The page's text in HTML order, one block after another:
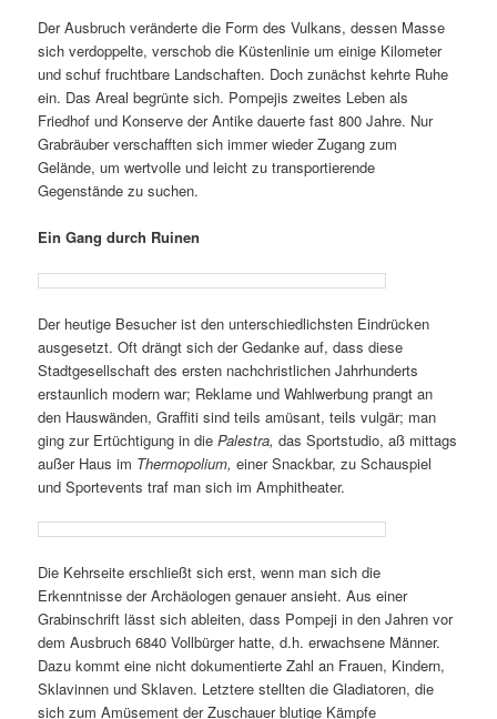
Der Ausbruch veränderte die Form des Vulkans, dessen Masse
sich verdoppelte, verschob die Küstenlinie um einige Kilometer
und schuf fruchtbare Landschaften. Doch zunächst kehrte Ruhe
ein. Das Areal begrünte sich. Pompejis zweites Leben als
Friedhof und Konserve der Antike dauerte fast 800 Jahre. Nur
Grabräuber verschafften sich immer wieder Zugang zum
Gelände, um wertvolle und leicht zu transportierende
Gegenstände zu suchen.
Ein Gang durch Ruinen
Der heutige Besucher ist den unterschiedlichsten Eindrücken
ausgesetzt. Oft drängt sich der Gedanke auf, dass diese
Stadtgesellschaft des ersten nachchristlichen Jahrhunderts
erstaunlich modern war; Reklame und Wahlwerbung prangt an
den Hauswänden, Graffiti sind teils amüsant, teils vulgär; man
ging zur Ertüchtigung in diePalestra, das Sportstudio, aß mittags
außer Haus im Thermopolium,einer Snackbar, zu Schauspiel
und Sportevents traf man sich im Amphitheater.
Die Kehrseite erschließt sich erst, wenn man sich die
Erkenntnisse der Archäologen genauer ansieht. Aus einer
Grabinschrift lässt sich ableiten, dass Pompeji in den Jahren vor
dem Ausbruch 6840 Vollbürger hatte, d.h. erwachsene Männer.
Dazu kommt eine nicht dokumentierte Zahl an Frauen, Kindern,
Sklavinnen und Sklaven. Letztere stellten die Gladiatoren, die
sich zum Amüsement der Zuschauer blutige Kämpfe